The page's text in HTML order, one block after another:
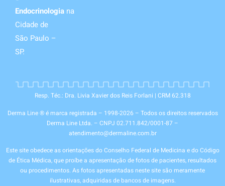
Endocrinologia na
Cidade de
São Paulo –
SP.
Resp. Téc.: Dra. Livia Xavier dos Reis Forlani | CRM 62.318
Derma Line ® é marca registrada – 1998-2026 – Todos os direitos reservados
Derma Line Ltda. – CNPJ 02.711.842/0001-87 –
atendimento@dermaline.com.br
Este site obedece as orientações do Conselho Federal de Medicina e do Código
de Ética Médica, que proíbe a apresentação de fotos de pacientes, resultados
ou procedimentos. As fotos apresentadas neste site são meramente
ilustrativas, adquiridas de bancos de imagens.